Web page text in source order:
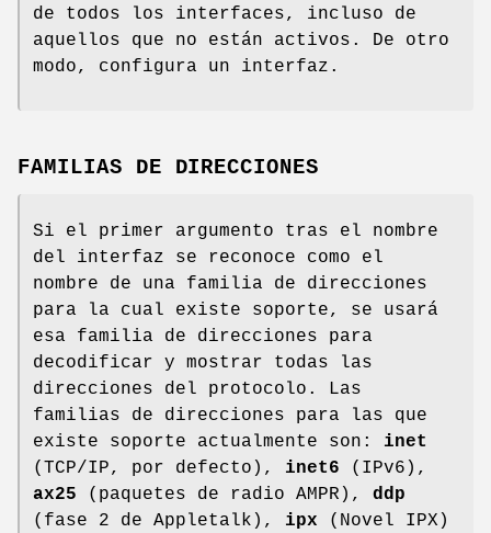
de todos los interfaces, incluso de
aquellos que no están activos. De otro
modo, configura un interfaz.
FAMILIAS DE DIRECCIONES
Si el primer argumento tras el nombre
del interfaz se reconoce como el
nombre de una familia de direcciones
para la cual existe soporte, se usará
esa familia de direcciones para
decodificar y mostrar todas las
direcciones del protocolo. Las
familias de direcciones para las que
existe soporte actualmente son: inet
(TCP/IP, por defecto), inet6 (IPv6),
ax25 (paquetes de radio AMPR), ddp
(fase 2 de Appletalk), ipx (Novel IPX)